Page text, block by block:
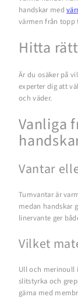
handskar med
värmen från topp
Hitta
Är du osäker på
experter dig att
och väder.
Vanliga
Vantar
Tumvantar är
medan handskar
linervante ger
Vilket
Ull och merinoull
slitstyrka och
gärna med